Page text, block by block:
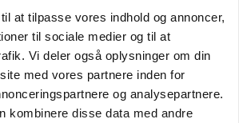
at tilpasse vores indhold og annoncer,
til sociale medier og til at
Vi deler også oplysninger om din
med vores partnere inden for
og analysepartnere.
kombinere disse data med andre
NY 03. aug.